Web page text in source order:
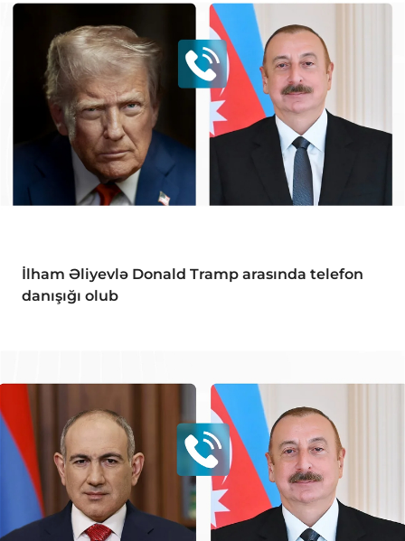
İlham Əliyevlə Donald Tramp arasında telefon
danışığı olub